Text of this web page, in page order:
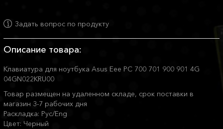
Задать вопрос по продукту
Описание товара:
Клавиатура для ноутбука Asus Eee PC 700 701 900 901 4G
04GN022KRU00
Товар размещен на удаленном складе, срок поставки в
магазин 3-7 рабочих дня
Раскладка: Рус/Eng
Цвет: Черный